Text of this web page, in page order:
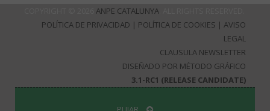
ANPE CATALUNYA
POLÍTICA DE PRIVACIDAD | POLÍTICA DE COOKIES | AVISO
LEGAL
CLAUSULA NEWSLETTER
DISEÑADO POR MÉTODO GRÁFICO
3.1-RC1 (RELEASE CANDIDATE)